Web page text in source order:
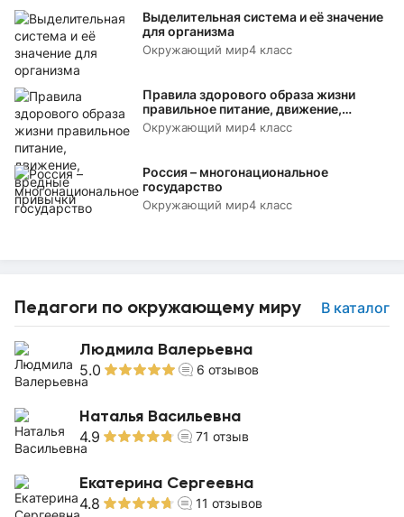
Выделительная система и её значение
для организма
Окружающий мир4 класс
Правила здорового образа жизни
правильное питание, движение,
вредные привычки
Окружающий мир4 класс
Россия – многонациональное
государство
Окружающий мир4 класс
Педагоги по окружающему миру В каталог
Людмила Валерьевна
5.0 6 отзывов
Наталья Васильевна
4.9 71 отзыв
Екатерина Сергеевна
4.8 11 отзывов